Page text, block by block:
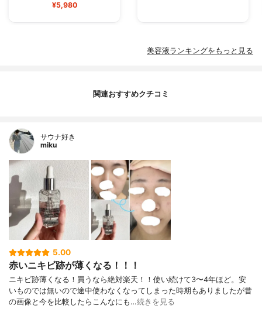
¥5,980
美容液ランキングをもっと見る
関連おすすめクチコミ
サウナ好き
miku
5.00
赤いニキビ跡が薄くなる！！！
ニキビ跡薄くなる！買うなら絶対楽天！！使い続けて3〜4年ほど。安
いものでは無いので途中使わなくなってしまった時期もありましたが昔
の画像と今を比較したらこんなにも…続きを見る